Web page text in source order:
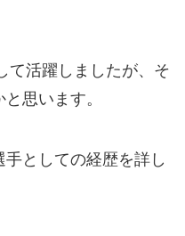
て活躍しましたが、そ
思います。
としての経歴を詳し